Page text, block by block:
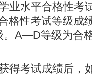
业水平合格性考
格性考试等级成
。A—D等级为合
得考试成绩后，